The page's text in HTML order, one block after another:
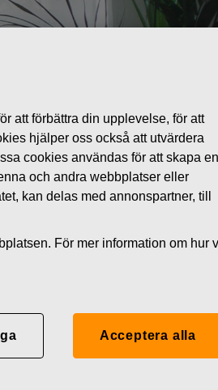
Nyheter Ändringar i Fiskars
att förbättra din upplevelse, för att
hjälper oss också att utvärdera
cookies användas för att skapa en
och andra webbplatser eller
kan delas med annonspartner, till
För mer information om hur
Acceptera alla